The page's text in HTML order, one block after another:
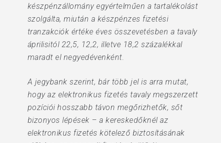
készpénzállomány egyértelműen a tartalékolást
szolgálta, miután a készpénzes fizetési
tranzakciók értéke éves összevetésben a tavaly
áprilisitól 22,5, 12,2, illetve 18,2 százalékkal
maradt el negyedévenként.
A jegybank szerint, bár több jel is arra mutat,
hogy az elektronikus fizetés tavaly megszerzett
pozíciói hosszabb távon megőrizhetők, sőt
bizonyos lépések – a kereskedőknél az
elektronikus fizetés kötelező biztosításának